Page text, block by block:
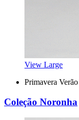
View Large
Primavera
Coleção Noronha